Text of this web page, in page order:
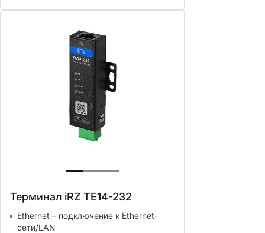
Терминал iRZ TE14-232
Ethernet – подключение к Ethernet-
сети/LAN